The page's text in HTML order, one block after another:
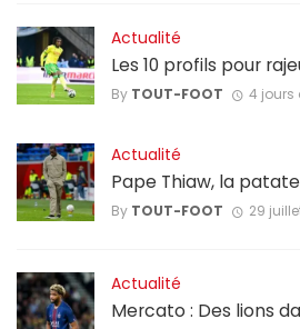
Actualité
Les 10 profils pour
By TOUT-FOOT 4 jours
Actualité
Pape Thiaw, la
By TOUT-FOOT 29
Actualité
Mercato : Des lions